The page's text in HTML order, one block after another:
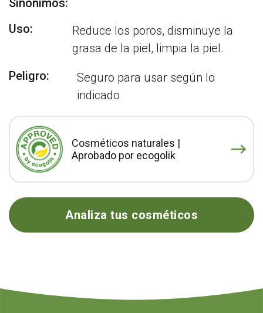
Sinónimos:
Uso:
Reduce los poros, disminuye la
grasa de la piel, limpia la piel.
Peligro:
Seguro para usar según lo
indicado
Cosméticos naturales |
Aprobado por ecogolik
Analiza tus cosméticos